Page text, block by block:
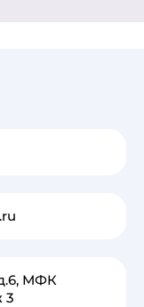
МФК
3